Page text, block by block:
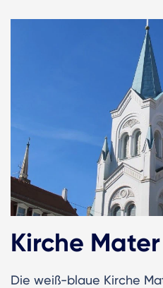
Kirche
Die weiß-blaue Kirche